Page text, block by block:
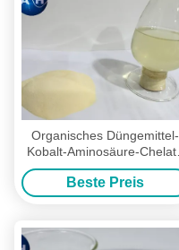
Organisches Düngemittel-
Kobalt-Aminosäure-Chelate
für Zuckerrüben
Beste Preis